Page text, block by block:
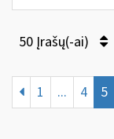
50 Įrašų(-ai)
1 ... 4 5